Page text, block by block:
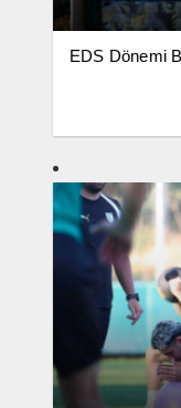
EDS Dönemi